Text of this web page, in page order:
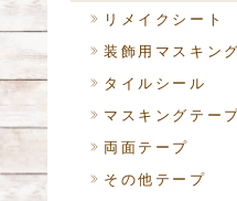
リメイクシート
装飾用マスキン
タイルシール
マスキングテー
両面テープ
その他テープ